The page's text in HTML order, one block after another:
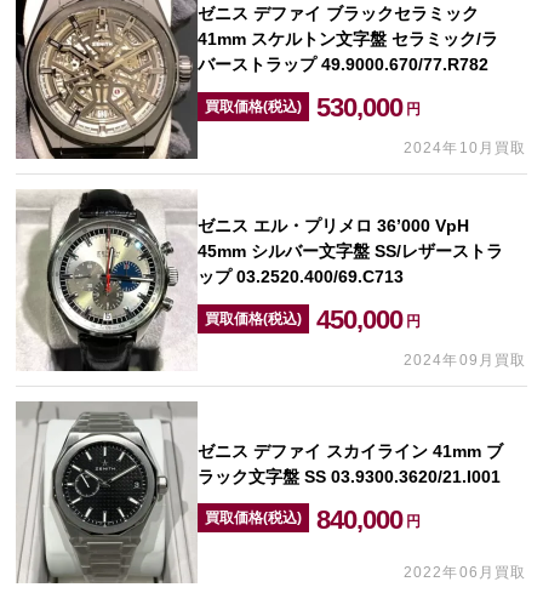
ゼニス デファイ ブラックセラミック
41mm スケルトン文字盤 セラミック/ラ
バーストラップ 49.9000.670/77.R782
買取価格(税込) 530,000 円
2024年10月買取
ゼニス エル・プリメロ 36’000 VpH
45mm シルバー文字盤 SS/レザーストラ
ップ 03.2520.400/69.C713
買取価格(税込) 450,000 円
2024年09月買取
ゼニス デファイ スカイライン 41mm ブ
ラック文字盤 SS 03.9300.3620/21.I001
買取価格(税込) 840,000 円
2022年06月買取